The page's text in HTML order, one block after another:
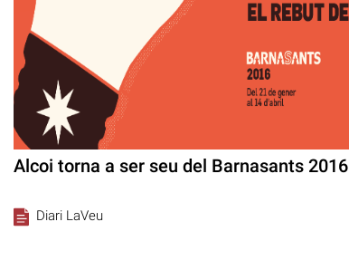
Alcoi torna a ser seu del Barnasants 2016
Diari LaVeu